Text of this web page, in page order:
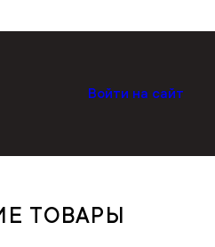
Войти на сайт
ТОВАРЫ